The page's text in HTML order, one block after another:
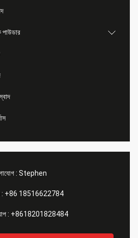
পাউডার
: Stephen
+86 18516622784
: +8618201828484